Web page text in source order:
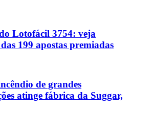
Lotofácil 3754: veja
199 apostas premiadas
de grandes
atinge fábrica da Suggar,